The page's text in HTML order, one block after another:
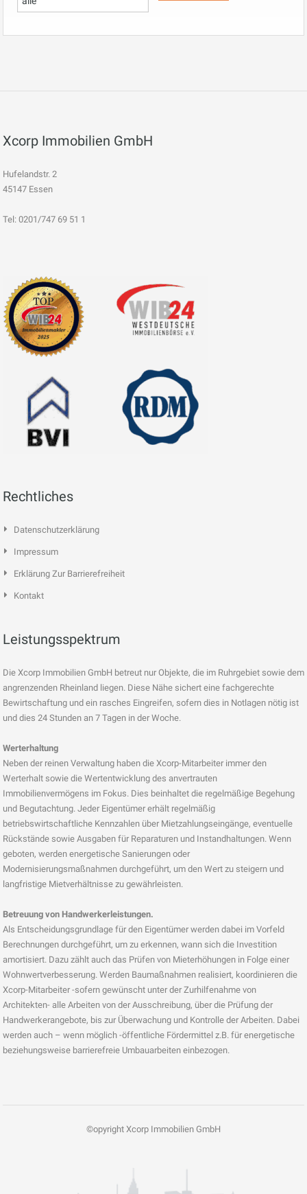
Xcorp Immobilien GmbH
Hufelandstr. 2
45147 Essen
Tel: 0201/747 69 51 1
Rechtliches
Datenschutzerklärung
Impressum
Erklärung Zur Barrierefreiheit
Kontakt
Leistungsspektrum
Die Xcorp Immobilien GmbH betreut nur Objekte, die im Ruhrgebiet sowie dem
angrenzenden Rheinland liegen. Diese Nähe sichert eine fachgerechte
Bewirtschaftung und ein rasches Eingreifen, sofern dies in Notlagen nötig ist
und dies 24 Stunden an 7 Tagen in der Woche.
Werterhaltung
Neben der reinen Verwaltung haben die Xcorp-Mitarbeiter immer den
Werterhalt sowie die Wertentwicklung des anvertrauten
Immobilienvermögens im Fokus. Dies beinhaltet die regelmäßige Begehung
und Begutachtung. Jeder Eigentümer erhält regelmäßig
betriebswirtschaftliche Kennzahlen über Mietzahlungseingänge, eventuelle
Rückstände sowie Ausgaben für Reparaturen und Instandhaltungen. Wenn
geboten, werden energetische Sanierungen oder
Modernisierungsmaßnahmen durchgeführt, um den Wert zu steigern und
langfristige Mietverhältnisse zu gewährleisten.
Betreuung von Handwerkerleistungen.
Als Entscheidungsgrundlage für den Eigentümer werden dabei im Vorfeld
Berechnungen durchgeführt, um zu erkennen, wann sich die Investition
amortisiert. Dazu zählt auch das Prüfen von Mieterhöhungen in Folge einer
Wohnwertverbesserung. Werden Baumaßnahmen realisiert, koordinieren die
Xcorp-Mitarbeiter -sofern gewünscht unter der Zurhilfenahme von
Architekten- alle Arbeiten von der Ausschreibung, über die Prüfung der
Handwerkerangebote, bis zur Überwachung und Kontrolle der Arbeiten. Dabei
werden auch – wenn möglich -öffentliche Fördermittel z.B. für energetische
beziehungsweise barrierefreie Umbauarbeiten einbezogen.
©opyright Xcorp Immobilien GmbH